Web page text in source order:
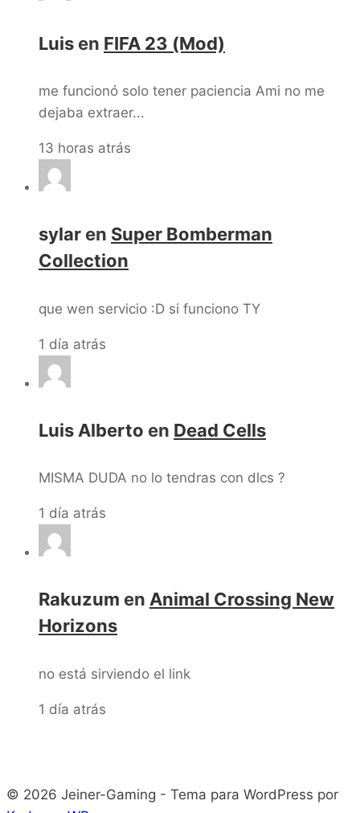
Luis en FIFA 23 (Mod)
me funcionó solo tener paciencia Ami no me
dejaba extraer...
13 horas atrás
sylar en Super Bomberman
Collection
que wen servicio :D si funciono TY
1 día atrás
Luis Alberto en Dead Cells
MISMA DUDA no lo tendras con dlcs ?
1 día atrás
Rakuzum en Animal Crossing New
Horizons
no está sirviendo el link
1 día atrás
© 2026 Jeiner-Gaming - Tema para WordPress por